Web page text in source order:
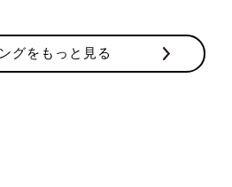
るときにもサッと使えて便利そうで
グをもっと見る